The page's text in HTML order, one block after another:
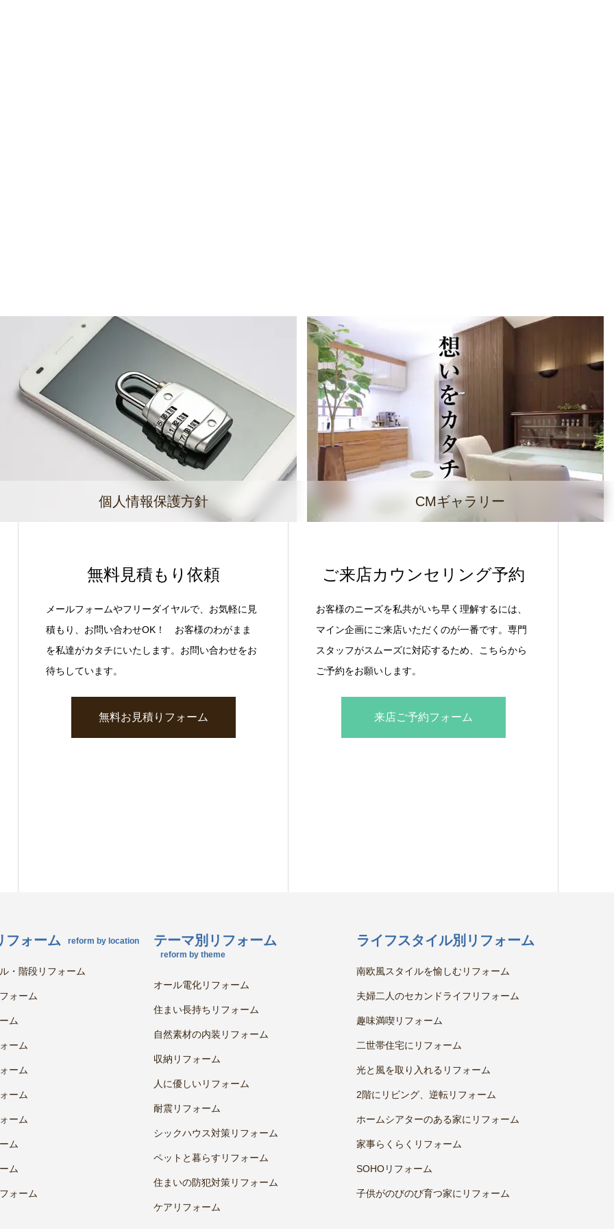
個人情報保護方針 CMギャラリー
無料見積もり依頼
メールフォームやフリーダイヤルで、お気軽に見
積もり、お問い合わせOK！ お客様のわがまま
を私達がカタチにいたします。お問い合わせをお
待ちしています。
無料お見積りフォーム
ご来店カウンセリング予約
お客様のニーズを私共がいち早く理解するには、
マイン企画にご来店いただくのが一番です。専門
スタッフがスムーズに対応するため、こちらから
ご予約をお願いします。
来店ご予約フォーム
フォーム reform by location
・階段リフォーム
ォーム
ム
ーム
ーム
ーム
ーム
ム
ム
ォーム
テーマ別リフォーム
reform by theme
オール電化リフォーム
住まい長持ちリフォーム
自然素材の内装リフォーム
収納リフォーム
人に優しいリフォーム
耐震リフォーム
シックハウス対策リフォーム
ペットと暮らすリフォーム
住まいの防犯対策リフォーム
ケアリフォーム
ライフスタイル別リフォーム
南欧風スタイルを愉しむリフォーム
夫婦二人のセカンドライフリフォーム
趣味満喫リフォーム
二世帯住宅にリフォーム
光と風を取り入れるリフォーム
2階にリビング、逆転リフォーム
ホームシアターのある家にリフォーム
家事らくらくリフォーム
SOHOリフォーム
子供がのびのび育つ家にリフォーム